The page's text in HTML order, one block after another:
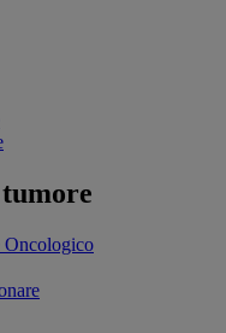
Oncologico